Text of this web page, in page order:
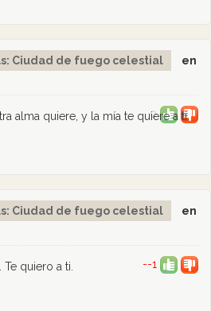
Ciudad de fuego celestial
en
alma quiere, y la mía te quiere a ti.
0
Ciudad de fuego celestial
en
quiero a ti. --1